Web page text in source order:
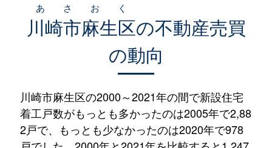
川崎市麻生区
あさおく
の不動産売買
の動向
川崎市麻生区の2000～2021年の間で新設住宅
着工戸数がもっとも多かったのは2005年で2,88
2戸で、もっとも少なかったのは2020年で978